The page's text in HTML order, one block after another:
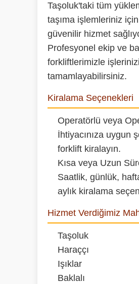
Taşoluk'taki tüm
taşıma işlemleriniz için
güvenilir hizmet
Profesyonel ekip ve
forkliftlerimizle
tamamlayabilirsiniz.
Kiralama Seçenekleri
Operatörlü veya
İhtiyacınıza uygun
forklift kiralayın.
Kısa veya Uzun
Saatlik, günlük,
aylık kiralama
Hizmet Verdiğimiz
Taşoluk
Haraççı
Işıklar
Baklalı